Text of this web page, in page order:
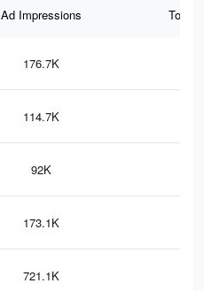
Ad Impressions Total
176.7K
114.7K
92K
173.1K
721.1K